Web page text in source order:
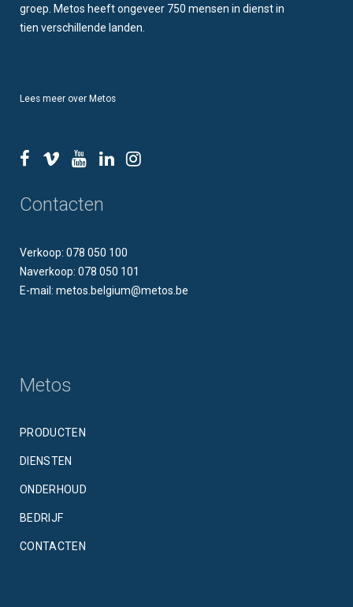
groep. Metos heeft ongeveer 750 mensen in dienst in
tien verschillende landen.
Lees meer over Metos
Contacten
Verkoop: 078 050 100
Naverkoop: 078 050 101
E-mail: metos.belgium@metos.be
Metos
PRODUCTEN
DIENSTEN
ONDERHOUD
BEDRIJF
CONTACTEN